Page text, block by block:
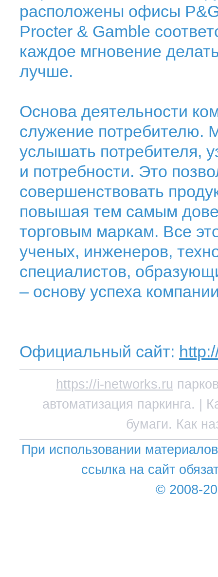
расположены офисы
Procter & Gamble
каждое мгновение
лучше.
Основа деятельности
служение потребителю.
услышать потребителя,
и потребности. Это
совершенствовать
повышая тем самым
торговым маркам. Все
ученых, инженеров,
специалистов,
– основу успеха
Официальный сайт:
https://i-networks.ru
автоматизация паркинга. |
бумаги. Как
При использовании
ссылка на сайт
© 2008-